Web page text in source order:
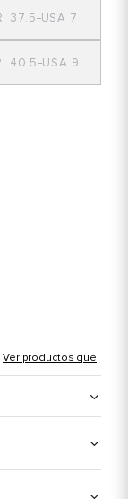
7
37.5
9
40.5
Ver productos que